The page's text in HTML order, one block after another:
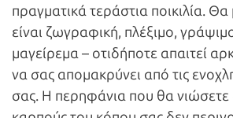
πραγματικά τεράστια ποικιλία.
είναι ζωγραφική, πλέξιμο,
μαγείρεμα – οτιδήποτε απαιτεί
να σας απομακρύνει από τις
σας. Η περηφάνια που θα νιώσετε